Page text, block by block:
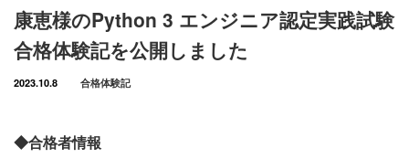
康恵様のPython 3 エンジニア認定実践試験
合格体験記を公開しました
2023.10.8 合格体験記
◆合格者情報